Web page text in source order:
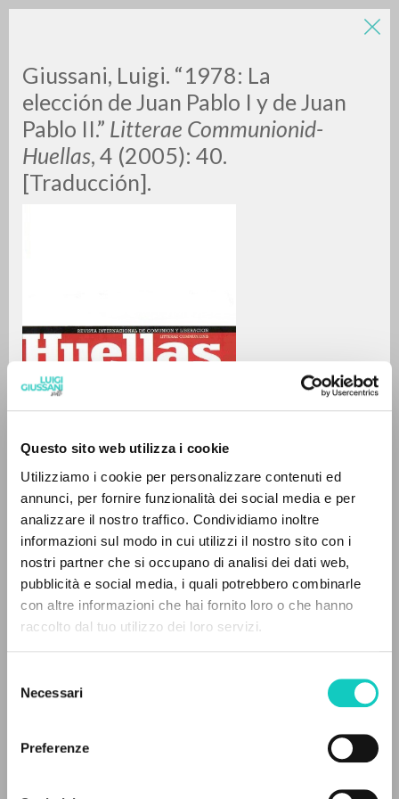
Questo sito web utilizza i cookie
Utilizziamo i cookie per personalizzare contenuti ed
annunci, per fornire funzionalità dei social media e per
analizzare il nostro traffico. Condividiamo inoltre
informazioni sul modo in cui utilizzi il nostro sito con i
nostri partner che si occupano di analisi dei dati web,
pubblicità e social media, i quali potrebbero combinarle
con altre informazioni che hai fornito loro o che hanno
raccolto dal tuo utilizzo dei loro servizi.
delNecessari
Preferenze
Giussani, Luigi. “1978: La
elección de Juan Pablo I y de Juan
Pablo II.” Litterae Communionid-
Huellas, 4 (2005): 40.
[Traducción].
Español
Litterae Communionis-Huellas
2005
25/05/2026
LUIGI
GIUSSANI
BÚSQUEDA AVANZADA »
0DOCUMENTOS ENCONTRADOS
RESULTADOS SUCESIVOS